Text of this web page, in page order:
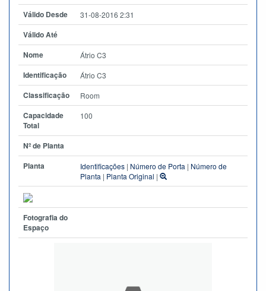
Válido Desde 31-08-2016 2:31
Válido Até
Nome
Átrio C3
Identificação Átrio C3
Classificação Room
Capacidade
Total
100
Nº de Planta
Planta
Identificações | Número de Porta | Número de
Planta | Planta Original |
Fotografia do
Espaço